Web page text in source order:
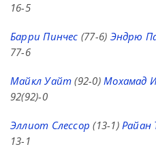
16-5
Барри Пинчес (77-6) Эндрю
77-6
Майкл Уайт (92-0)Мохамад
92(92)-0
Эллиот Слессор (13-1) Райан
13-1